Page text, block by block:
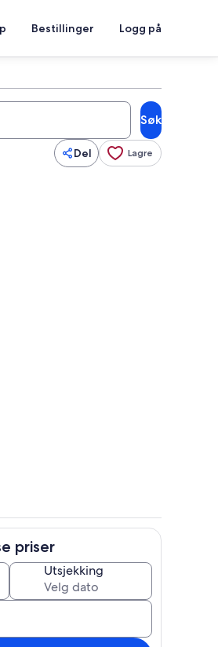
Bestillinger Logg på
Søk
Del Lagre
Spiseområde
priser
Utsjekking